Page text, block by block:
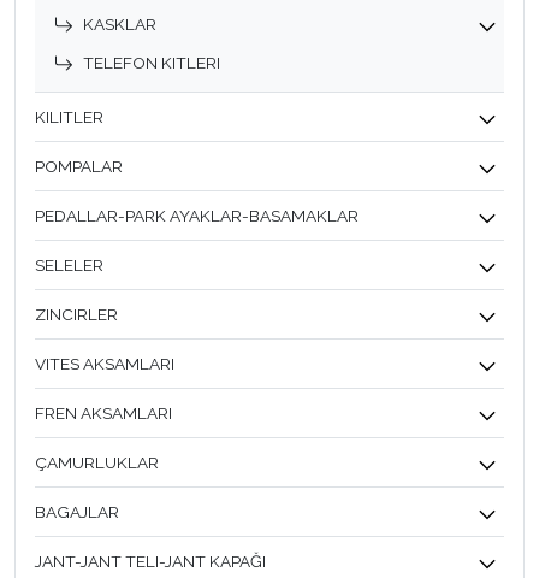
KASKLAR
TELEFON KITLERI
KILITLER
POMPALAR
PEDALLAR-PARK AYAKLAR-BASAMAKLAR
SELELER
ZINCIRLER
VITES AKSAMLARI
FREN AKSAMLARI
ÇAMURLUKLAR
BAGAJLAR
JANT-JANT TELI-JANT KAPAĞI